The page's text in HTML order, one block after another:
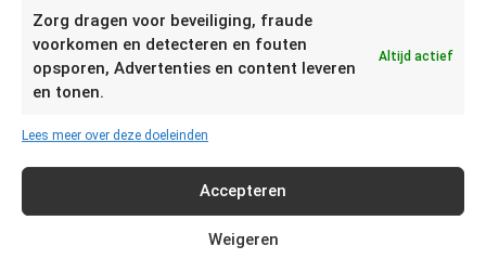
Zorg dragen voor beveiliging, fraude
voorkomen en detecteren en fouten
opsporen, Advertenties en content leveren
en tonen.
Altijd actief
Lees meer over deze doeleinden
Accepteren
Weigeren
In de vriezer blijven druiven 8 tot 12 maanden goed. Je kan
de pitjes verwijderen voordat je de druiven invriest, maar je
kan ze ook geheel invriezen.
Bevroren druiven kun je leuk gebruiken als ijsklontje in een
water.
Hoe lang kun je witte druiven